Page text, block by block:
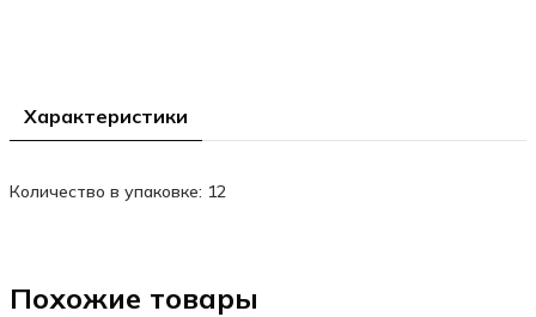
Характеристики
Количество в упаковке: 12
Похожие товары